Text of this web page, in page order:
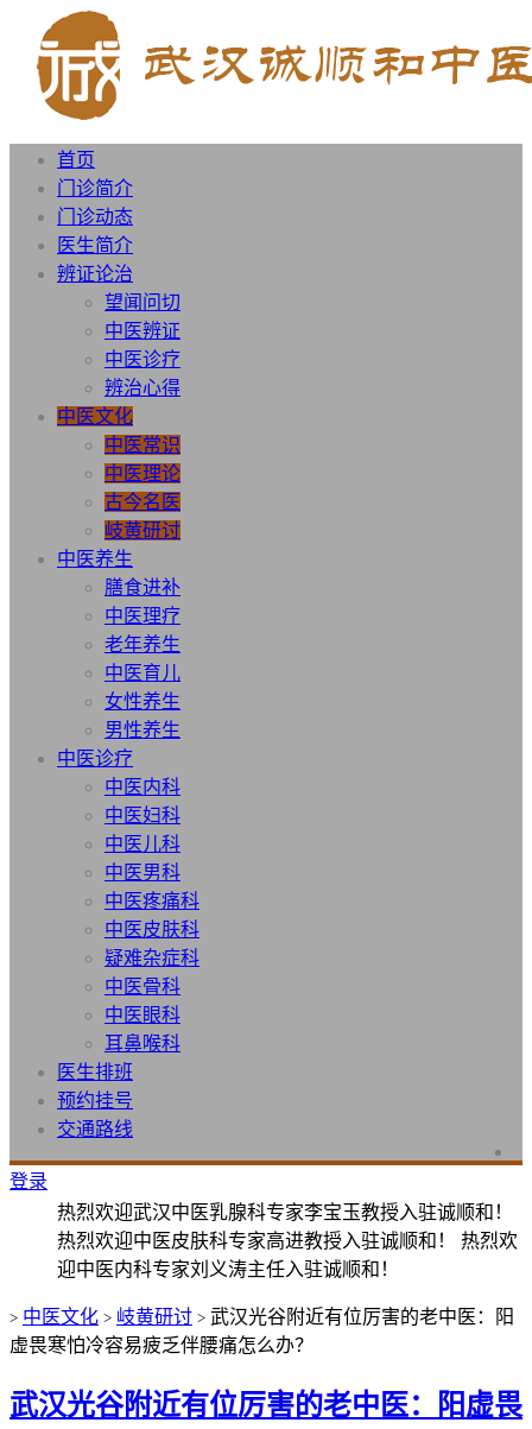
首页
门诊简介
门诊动态
医生简介
辨证论治
望闻问切
中医辨证
中医诊疗
辨治心得
中医文化
中医常识
中医理论
古今名医
岐黄研讨
中医养生
膳食进补
中医理疗
老年养生
中医育儿
女性养生
男性养生
中医诊疗
中医内科
中医妇科
中医儿科
中医男科
中医疼痛科
中医皮肤科
疑难杂症科
中医骨科
中医眼科
耳鼻喉科
医生排班
预约挂号
交通路线
登录
热烈欢迎武汉中医乳腺科专家李宝玉教授入驻诚顺和！
热烈欢迎中医皮肤科专家高进教授入驻诚顺和！ 热烈欢
迎中医内科专家刘义涛主任入驻诚顺和！
> 中医文化 > 岐黄研讨 > 武汉光谷附近有位厉害的老中医：阳
虚畏寒怕冷容易疲乏伴腰痛怎么办？
武汉光谷附近有位厉害的老中医：阳虚畏